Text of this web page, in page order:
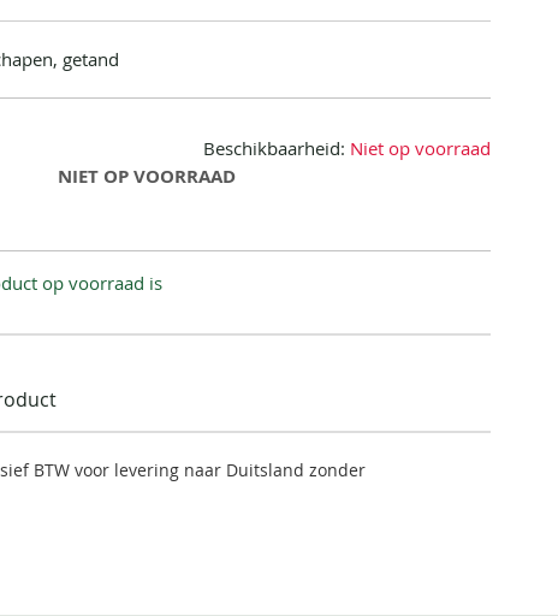
getand
Beschikbaarheid: Niet op voorraad
NIET OP VOORRAAD
op voorraad is
BTW voor levering naar Duitsland zonder